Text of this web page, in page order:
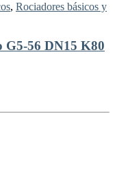
, Rociadores básicos y
G5-56 DN15 K80